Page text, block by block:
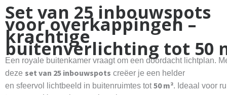
Set van 25 inbouwspots
voor overkappingen –
krachtige
buitenverlichting tot 50
Een royale buitenkamer vraagt om een doordacht lichtplan.
deze set van 25 inbouwspots creëer je een helder
en sfeervol lichtbeeld in buitenruimtes tot50 m². Ideaal voor